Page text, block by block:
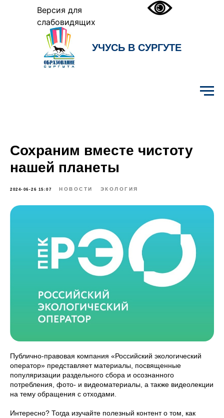
Версия для
слабовидящих
УЧУСЬ В СУРГУТЕ
Сохраним вместе чистоту
нашей планеты
2024-06-26 15:07 НОВОСТИ ЭКОЛОГИЯ
Публично-правовая компания «Российский экологический
оператор» представляет материалы, посвященные
популяризации раздельного сбора и осознанного
потребления, фото- и видеоматериалы, а также видеолекции
на тему обращения с отходами.
Интересно? Тогда изучайте полезный контент о том, как